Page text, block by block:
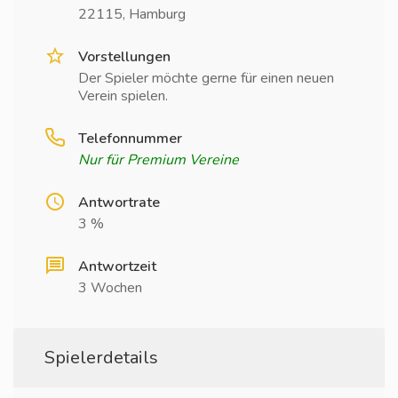
22115, Hamburg
Vorstellungen
Der Spieler möchte gerne für einen neuen
Verein spielen.
Telefonnummer
Nur für Premium Vereine
Antwortrate
3 %
Antwortzeit
3 Wochen
Spielerdetails